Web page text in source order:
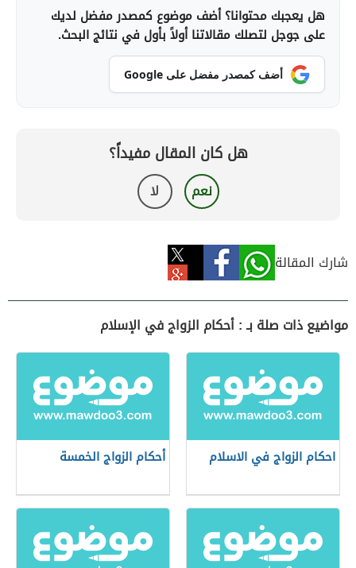
هل يعجبك محتوانا؟ أضف موضوع كمصدر مفضل لديك
على جوجل لتصلك مقالاتنا أولاً بأول في نتائج البحث.
أضف كمصدر مفضل على Google
هل كان المقال مفيداً؟
نعم لا
شارك المقالة
مواضيع ذات صلة بـ : أحكام الزواج في الإسلام
احكام الزواج في الاسلام أحكام الزواج الخمسة